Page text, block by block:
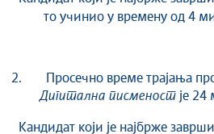
то учинио у времену од 4
Просечно време трајања
Дигитална писменост је 24
Кандидат који је најбрже